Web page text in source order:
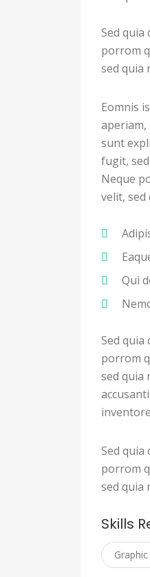
Sed
porrom
sed quia
Eomnis
aperiam,
sunt
fugit,
Neque
velit,
Qui
Sed
porrom
sed quia
Sed
porrom
sed quia
Skills